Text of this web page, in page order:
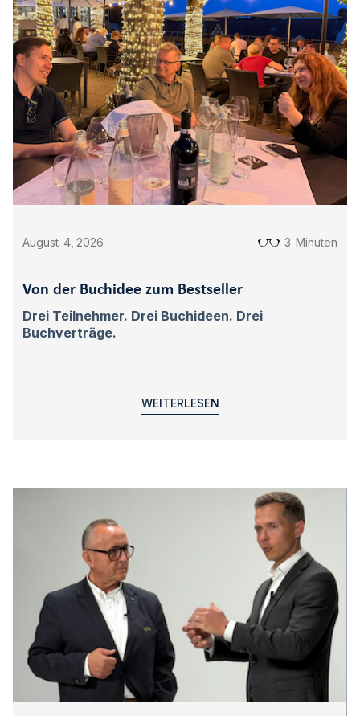
August 4 2026 3 Minuten
Von der Buchidee zum Bestseller
Drei Teilnehmer. Drei Buchideen. Drei
Buchverträge.
WEITERLESEN